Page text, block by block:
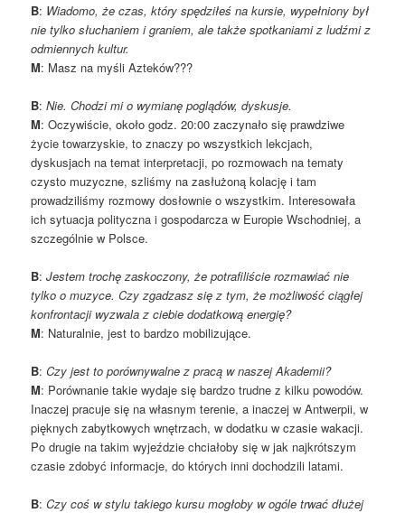
B: Wiadomo, że czas, który spędziłeś na kursie, wypełniony był
nie tylko słuchaniem i graniem, ale także spotkaniami z ludźmi z
odmiennych kultur.
M: Masz na myśli Azteków???
B:Nie. Chodzi mi o wymianę poglądów, dyskusje.
M: Oczywiście, około godz. 20:00 zaczynało się prawdziwe
życie towarzyskie, to znaczy po wszystkich lekcjach,
dyskusjach na temat interpretacji, po rozmowach na tematy
czysto muzyczne, szliśmy na zasłużoną kolację i tam
prowadziliśmy rozmowy dosłownie o wszystkim. Interesowała
ich sytuacja polityczna i gospodarcza w Europie Wschodniej, a
szczególnie w Polsce.
B:Jestem trochę zaskoczony, że potrafiliście rozmawiać nie
tylko o muzyce. Czy zgadzasz się z tym, że możliwość ciągłej
konfrontacji wyzwala z ciebie dodatkową energię?
M: Naturalnie, jest to bardzo mobilizujące.
B:Czy jest to porównywalne z pracą w naszej Akademii?
M: Porównanie takie wydaje się bardzo trudne z kilku powodów.
Inaczej pracuje się na własnym terenie, a inaczej w Antwerpii, w
pięknych zabytkowych wnętrzach, w dodatku w czasie wakacji.
Po drugie na takim wyjeździe chciałoby się w jak najkrótszym
czasie zdobyć informacje, do których inni dochodzili latami.
B:Czy coś w stylu takiego kursu mogłoby w ogóle trwać dłużej